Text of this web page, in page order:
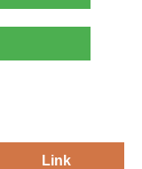
Link